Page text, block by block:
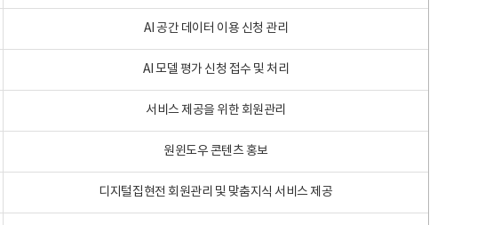
AI 공간 데이터 이용 신청 관리
AI 모델 평가 신청 접수 및 처리
서비스 제공을 위한 회원관리
원윈도우 콘텐츠 홍보
디지털집현전 회원관리 및 맞춤지식 서비스 제공